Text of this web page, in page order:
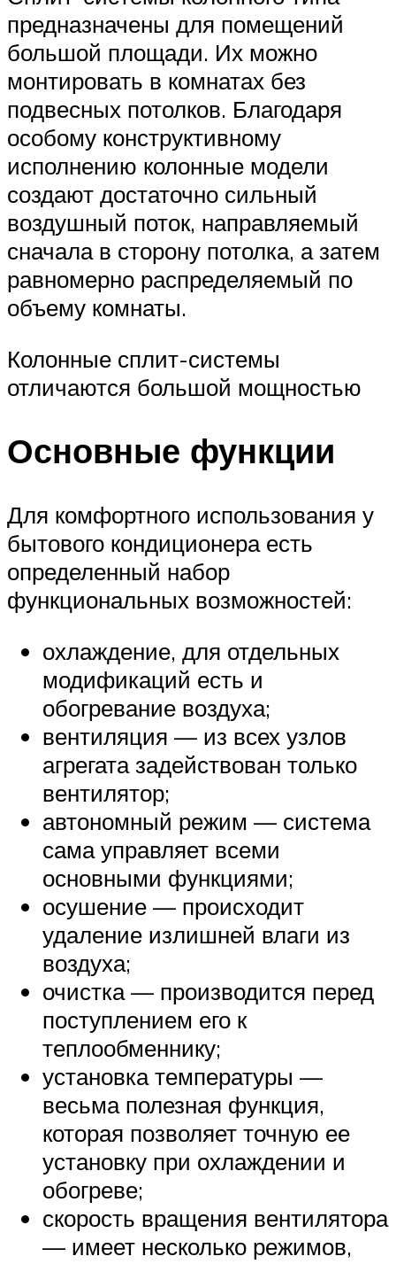
предназначены для помещений
большой площади. Их можно
монтировать в комнатах без
подвесных потолков. Благодаря
особому конструктивному
исполнению колонные модели
создают достаточно сильный
воздушный поток, направляемый
сначала в сторону потолка, а затем
равномерно распределяемый по
объему комнаты.
Колонные сплит-системы
отличаются большой мощностью
Основные функции
Для комфортного использования у
бытового кондиционера есть
определенный набор
функциональных возможностей:
охлаждение, для отдельных
модификаций есть и
обогревание воздуха;
вентиляция — из всех узлов
агрегата задействован только
вентилятор;
автономный режим — система
сама управляет всеми
основными функциями;
осушение — происходит
удаление излишней влаги из
воздуха;
очистка — производится перед
поступлением его к
теплообменнику;
установка температуры —
весьма полезная функция,
которая позволяет точную ее
установку при охлаждении и
обогреве;
скорость вращения вентилятора
— имеет несколько режимов,